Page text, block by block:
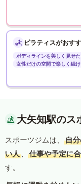
ピラティスがおす
ボディラインを美しく見せ
女性だけの空間で楽しく続
大矢知駅のス
スポーツジムは、
自
い人 、 仕事や予定に
す。